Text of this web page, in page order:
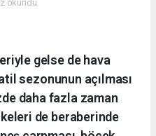
okundu.
gelse de hava
sezonunun açılması
daha fazla zaman
de beraberinde